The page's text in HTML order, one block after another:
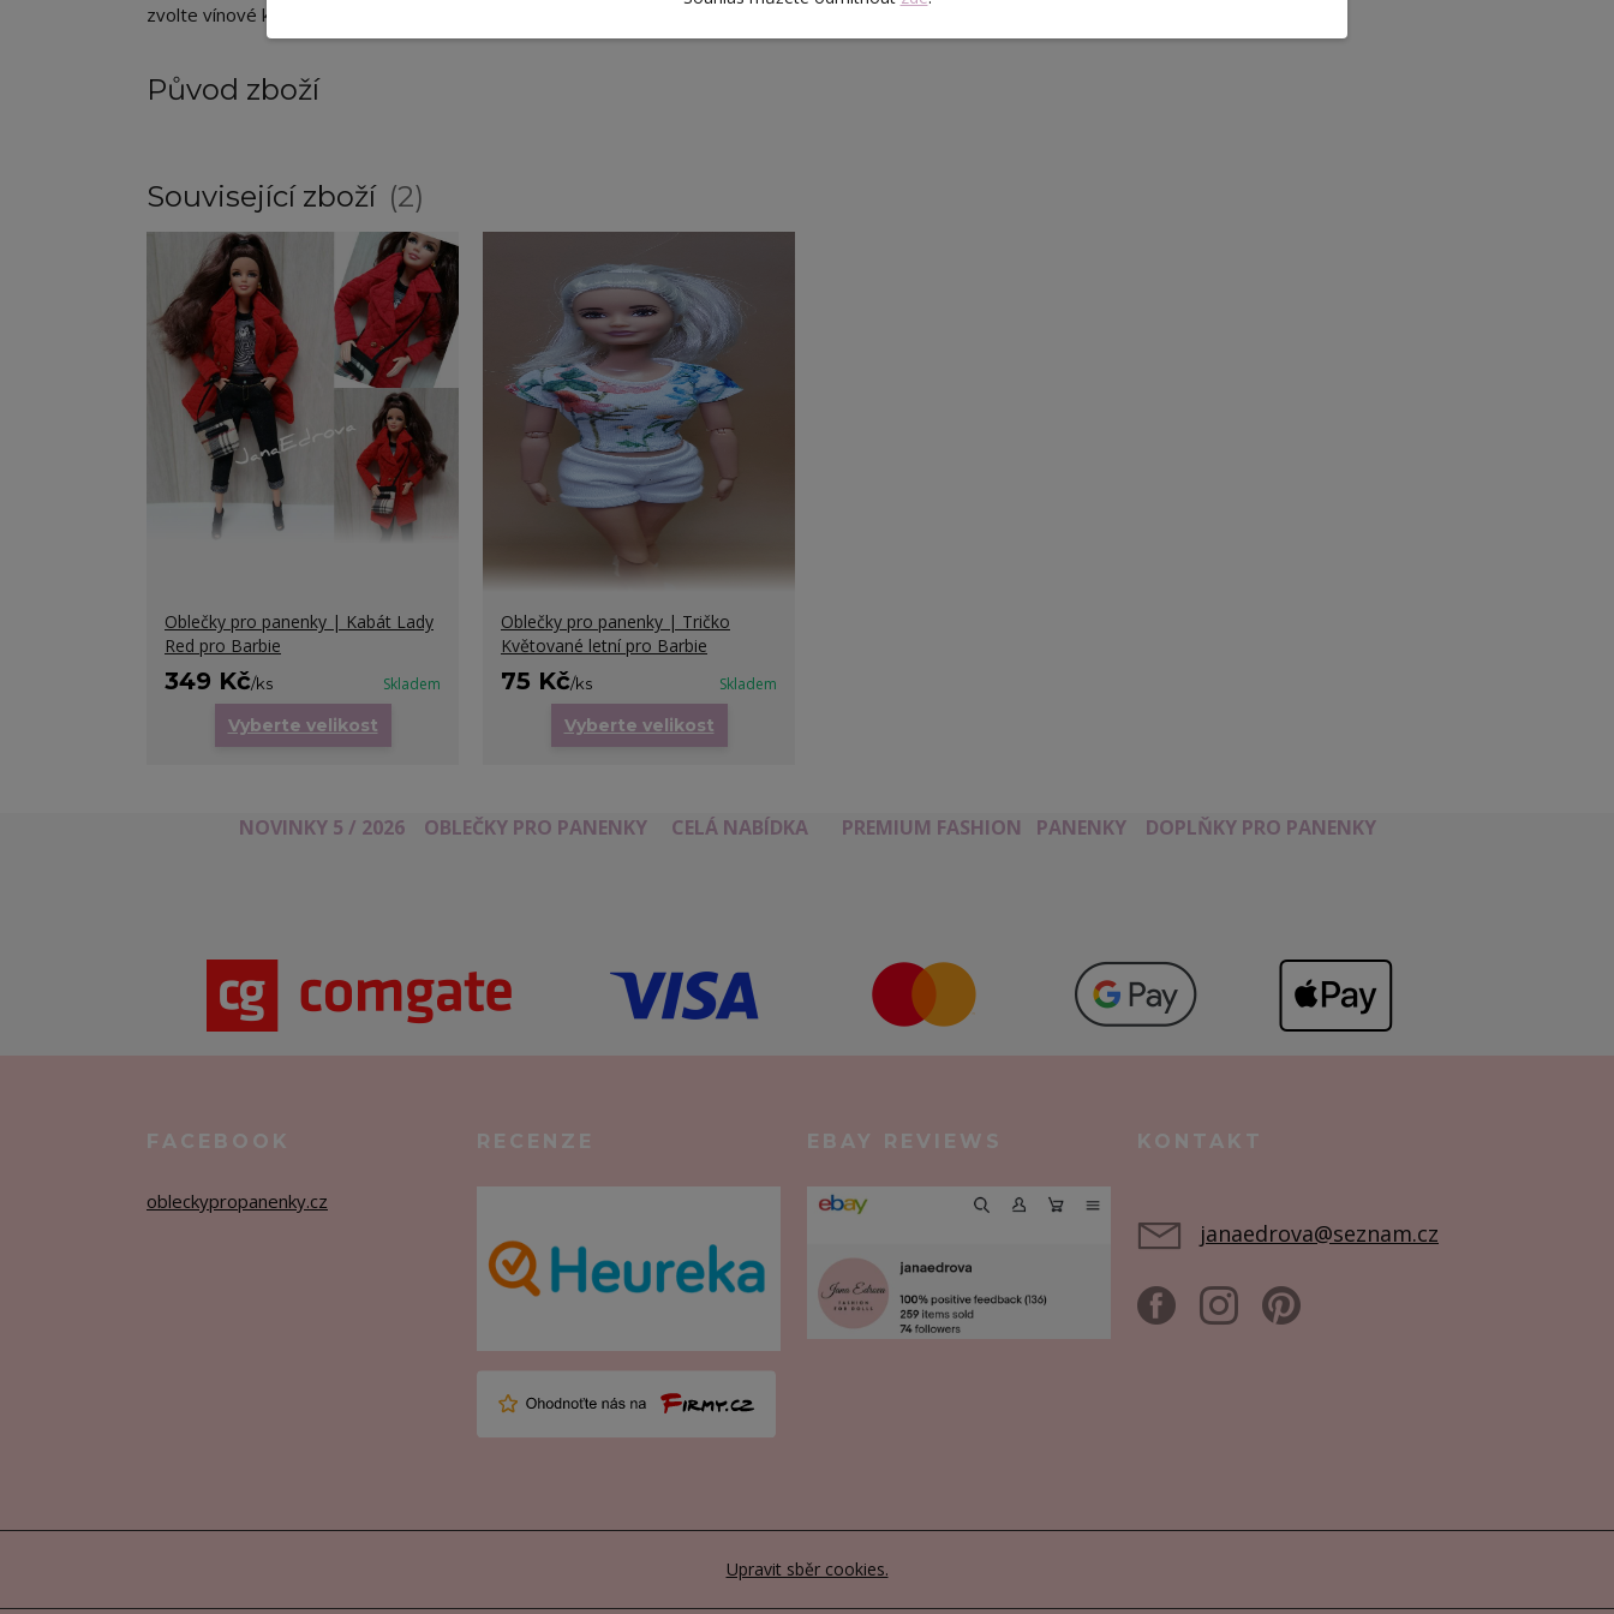
zvolte vínové kraťasy v kombinaci s kozačkami a stylovou kabelkou.
Původ zboží
Související zboží 2
Oblečky pro panenky | Kabát Lady
Red pro Barbie
349 Kč/ks Skladem
Vyberte velikost
Oblečky pro panenky | Tričko
Květované letní pro Barbie
75 Kč/ks Skladem
Vyberte velikost
NOVINKY 5 / 2026 OBLEČKY PRO PANENKY CELÁ NABÍDKA PREMIUM FASHION PANENKY DOPLŇKY PRO PANENKY
FACEBOOK
obleckypropanenky.cz
RECENZE EBAY REVIEWS KONTAKT
janaedrova@seznam.cz
Upravit sběr cookies.